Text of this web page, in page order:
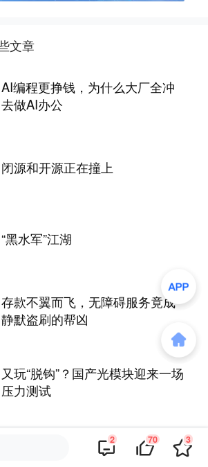
文章
AI编程更挣钱，为什么大厂全冲
去做AI办公
闭源和开源正在撞上
“黑水军”江湖
存款不翼而飞，无障碍服务竟成
静默盗刷的帮凶
又玩“脱钩”？国产光模块迎来一场
压力测试
2 70 3